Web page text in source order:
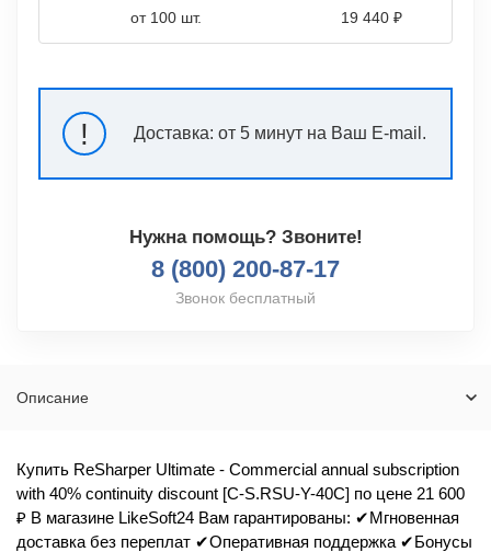
от 100 шт. 19 440 ₽
! Доставка: от 5 минут на Ваш E-mail.
Нужна помощь? Звоните!
8 (800) 200-87-17
Звонок бесплатный
Описание
Купить ReSharper Ultimate - Commercial annual subscription
with 40% continuity discount [C-S.RSU-Y-40C] по цене 21 600
₽ В магазине LikeSoft24 Вам гарантированы: ✔Мгновенная
доставка без переплат ✔Оперативная поддержка ✔Бонусы